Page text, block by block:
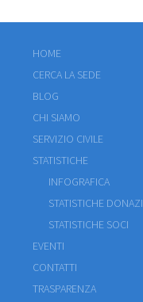
HOME
CERCA LA SEDE
BLOG
CHI SIAMO
SERVIZIO CIVILE
STATISTICHE
INFOGRAFICA
STATISTICHE
STATISTICHE SOCI
EVENTI
CONTATTI
TRASPARENZA